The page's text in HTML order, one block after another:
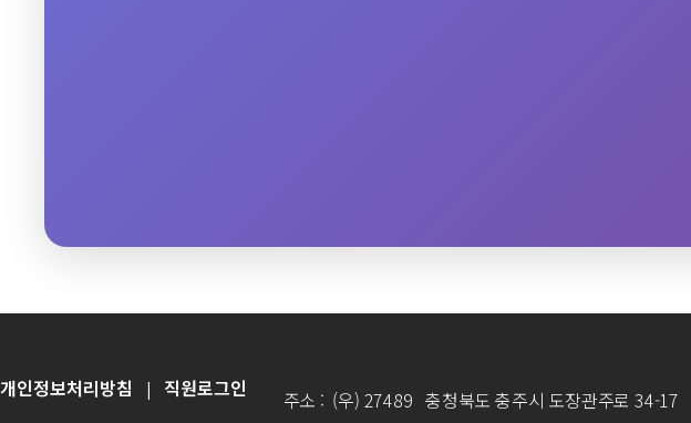
개인정보처리방침 | 직원로그인 주소 : (우) 27489 충청북도 충주시 도장관주로 34-17